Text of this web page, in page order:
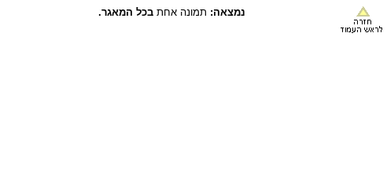
נמצאה: תמונה אחת בכל המאגר.